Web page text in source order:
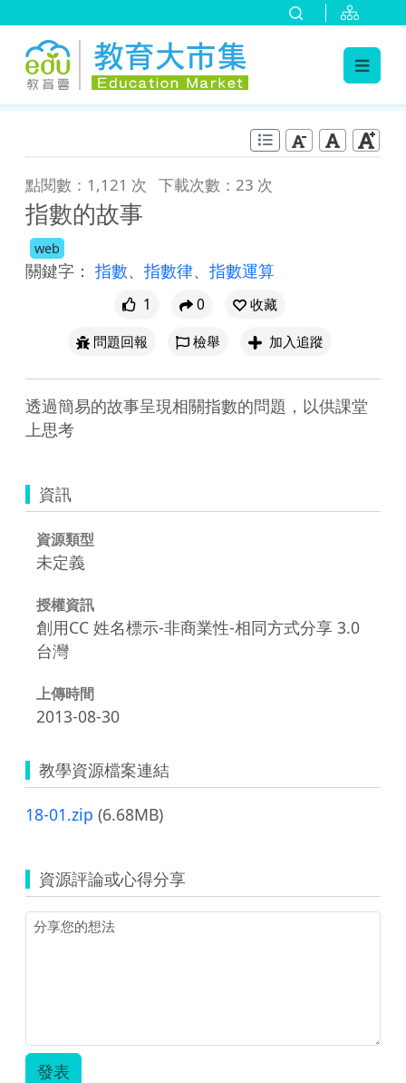
點閱數：1,121 次 下載次數：23 次
指數的故事
web
關鍵字： 指數、 指數律、 指數運算
1 0
收藏
問題回報
檢舉 加入追蹤
透過簡易的故事呈現相關指數的問題，以供課堂
資訊
資源類型
未定義
授權資訊
創用CC 姓名標示-非商業性-相同方式分享 3.0
台灣
上傳時間
2013-08-30
教學資源檔案連結
18-01.zip (6.68MB)
資源評論或心得分享
發表